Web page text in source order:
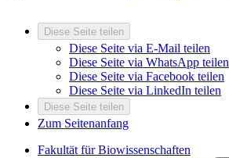
Diese Seite teilen
Diese Seite via E-Mail teilen
Diese Seite via WhatsApp teilen
Diese Seite via Facebook teilen
Diese Seite via LinkedIn teilen
Diese Seite teilen
Zum Seitenanfang
Fakultät für Biowissenschaften